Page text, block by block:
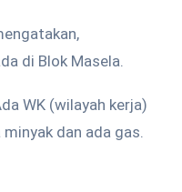
di Blok Masela.
WK (wilayah kerja)
dan ada gas.